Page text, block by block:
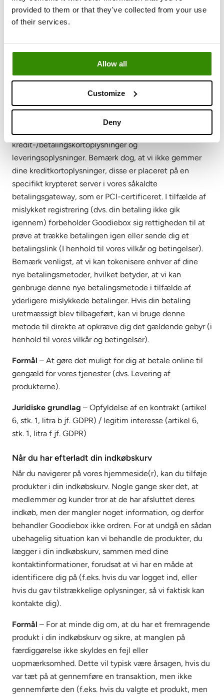
provided to them or that they've collected from your use
of their services.
Allow all
Customize
Deny
Når du abonnerer på vores månedlige bokse eller køber
produkter online, kan du bruge almindelige
betalingsmetoder såsom dit kredit-/betalingskort,
PayPal og direkte debet muligheder afhængigt af din
placering som Ideal, Bancontact, Klarna og MobilePay.
Vi behandler dine betalingsoplysninger for at udføre
betalingen og modtager muligvis yderligere oplysninger
fra de eksterne betalingstjenesteudbydere, vi
samarbejder med. Dette kan omfatte dine transaktions-
og faktureringsoplysninger; f.eks.
kredit-/betalingskortoplysninger og
leveringsoplysninger. Bemærk dog, at vi ikke gemmer
dine kreditkortoplysninger, disse er placeret på en
specifikt krypteret server i vores såkaldte
betalingsgateway, som er PCI-certificeret. I tilfælde af
mislykket registrering (dvs. din betaling ikke gik
igennem) forbeholder Goodiebox sig rettigheden til at
prøve at trække betalingen igen eller sende dig et
betalingslink (I henhold til vores vilkår og betingelser).
Bemærk venligst, at vi kan tokenisere enhver af dine
nye betalingsmetoder, hvilket betyder, at vi kan
genbruge denne nye betalingsmetode i tilfælde af
yderligere mislykkede betalinger. Hvis din betaling
uretmæssigt blev tilbageført, kan vi bruge denne
metode til direkte at opkræve dig det gældende gebyr (i
henhold til vores vilkår og betingelser).
Formål – At gøre det muligt for dig at betale online til
gengæld for vores tjenester (dvs. Levering af
produkterne).
Juridiske grundlag – Opfyldelse af en kontrakt (artikel
6, stk. 1, litra b jf. GDPR) / legitim interesse (artikel 6,
stk. 1, litra f jf. GDPR)
Når du har efterladt din indkøbskurv
Når du navigerer på vores hjemmeside(r), kan du tilføje
produkter i din indkøbskurv. Nogle gange sker det, at
medlemmer og kunder tror at de har afsluttet deres
indkøb, men der mangler noget information, og derfor
behandler Goodiebox ikke ordren. For at undgå en sådan
ubehagelig situation kan vi behandle de produkter, du
lægger i din indkøbskurv, sammen med dine
kontaktinformationer, forudsat at vi har en måde at
identificere dig på (f.eks. hvis du var logget ind, eller
hvis du gav tilstrækkelige oplysninger, så vi faktisk kan
kontakte dig).
Formål – For at minde dig om, at du har et fremragende
produkt i din indkøbskurv og sikre, at manglen på
færdiggørelse ikke skyldes en fejl eller
uopmærksomhed. Dette vil typisk være årsagen, hvis du
var tæt på at gennemføre en transaktion, men ikke
gennemførte den (f.eks. hvis du valgte et produkt, men